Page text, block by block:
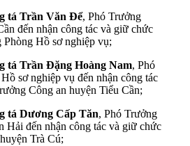
tá Trần Văn Để, Phó Trưởng
đến nhận công tác và giữ chức
Hồ sơ nghiệp vụ;
tá Trần Đặng Hoàng Nam, Phó
sơ nghiệp vụ đến nhận công tác
Công an huyện Tiểu Cần;
tá Dương Cấp Tăn, Phó Trưởng
Hải đến nhận công tác và giữ chức
Trà Cú;